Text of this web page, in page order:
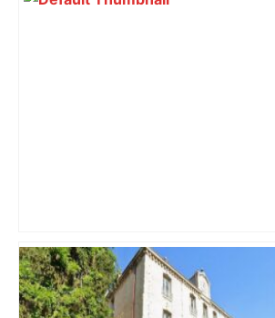
« Rien d'inquiétant » pour Guillaume
Restes, le gardien de Toulouse, après
sa sortie à Metz – L'Équipe